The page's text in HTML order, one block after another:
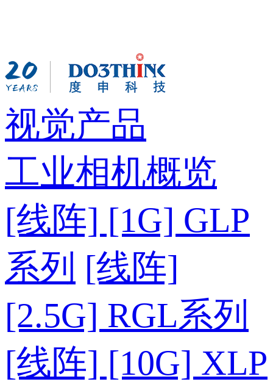
视觉产品
工业相机概览
[线阵] [1G] GLP
系列 [线阵]
[2.5G] RGL系列
[线阵] [10G] XLP